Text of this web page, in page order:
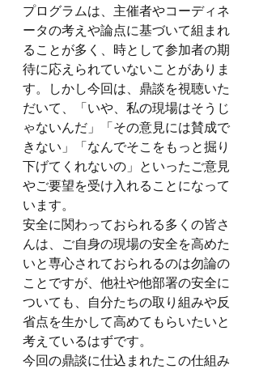
プログラムは、主催者やコーディネ
ータの考えや論点に基づいて組まれ
ることが多く、時として参加者の期
待に応えられていないことがありま
す。しかし今回は、鼎談を視聴いた
だいて、「いや、私の現場はそうじ
ゃないんだ」「その意見には賛成で
きない」「なんでそこをもっと掘り
下げてくれないの」といったご意見
やご要望を受け入れることになって
います。
安全に関わっておられる多くの皆さ
んは、ご自身の現場の安全を高めた
いと専心されておられるのは勿論の
ことですが、他社や他部署の安全に
ついても、自分たちの取り組みや反
省点を生かして高めてもらいたいと
考えているはずです。
今回の鼎談に仕込まれたこの仕組み